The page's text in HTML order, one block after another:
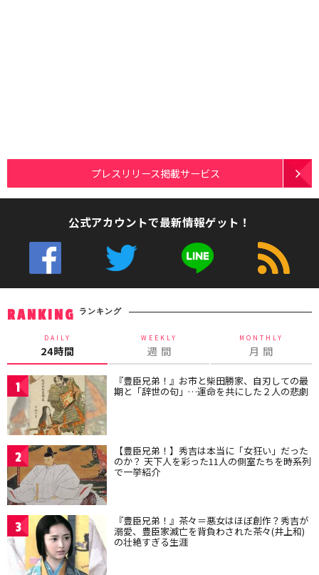
プレスリリース掲載サービス
公式アカウントで最新情報ゲット！
RANKING ランキング
DAILY
24時間
WEEKLY
週 間
MONTHLY
月 間
1 『豊臣兄弟！』お市と柴田勝家、自刃しての最
期と「辞世の句」…運命を共にした２人の悲劇
2 【豊臣兄弟！】秀吉は本当に「女狂い」だった
のか？ 天下人を彩った11人の側室たちを時系列
で一挙紹介
3 『豊臣兄弟！』茶々＝悪女はほぼ創作？秀吉が
溺愛、豊臣家滅亡を背負わされた茶々(井上和)
の壮絶すぎる生涯